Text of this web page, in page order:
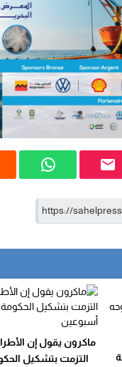
ماكرون يقول إن
التزمت بتشكيل